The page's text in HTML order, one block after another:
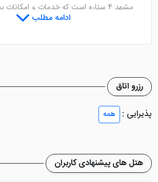
مشهد 4 ستاره است که خدمات و
مجموعه اسپا، کافی شاپ، رستوران و ... را
روز مجهز هستند که از شاخصه های اصلی
است. پارکینگ نیز در این هتل طراحی
دقیق تر و نظرات هتل رونا مشهد آشنا
ادامه مطلب
رزرو اتاق
پذیرایی :
همه
هتل های پیشنهادی کاربران